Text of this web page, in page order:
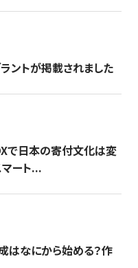
ントが掲載されました
で日本の寄付文化は変
ート...
はなにから始める？作